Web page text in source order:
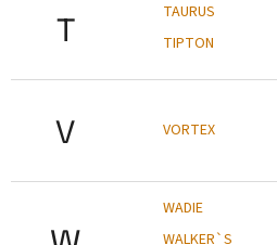
T
TAURUS
TIPTON
V VORTEX
WADIE
WALKER`S